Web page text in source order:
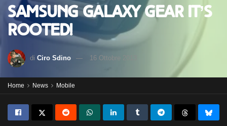
Samsung Galaxy Gear it’s
rooted!
di Ciro Sdino 16 Ottobre 2013
Home News Mobile